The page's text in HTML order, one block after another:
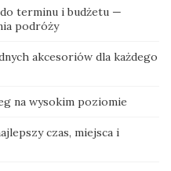
do terminu i budżetu —
podróży
akcesoriów dla każdego
na wysokim poziomie
czas, miejsca i